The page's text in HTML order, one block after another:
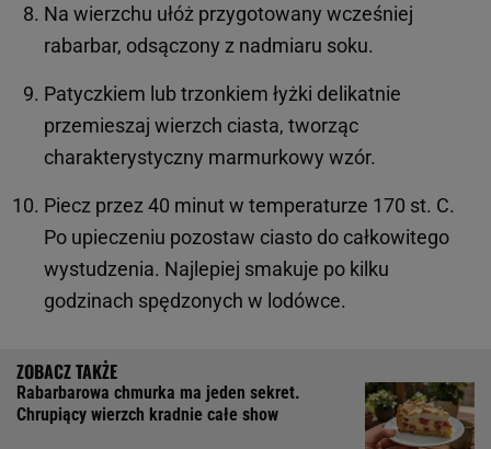
Na wierzchu ułóż przygotowany wcześniej
rabarbar, odsączony z nadmiaru soku.
Patyczkiem lub trzonkiem łyżki delikatnie
przemieszaj wierzch ciasta, tworząc
charakterystyczny marmurkowy wzór.
Piecz przez 40 minut w temperaturze 170 st. C.
Po upieczeniu pozostaw ciasto do całkowitego
wystudzenia. Najlepiej smakuje po kilku
godzinach spędzonych w lodówce.
Rabarbarowa chmurka ma jeden sekret.
Chrupiący wierzch kradnie całe show